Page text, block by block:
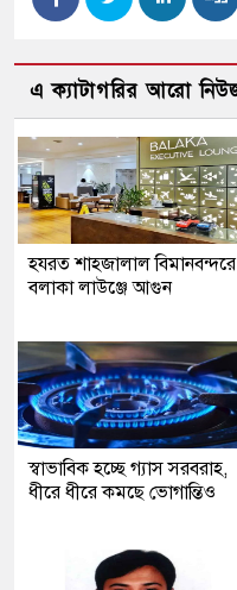
এ ক্যাটাগরির আরো
হযরত শাহজালাল বিমানবন্দরে
বলাকা লাউঞ্জে আগুন
স্বাভাবিক হচ্ছে গ্যাস সরবরাহ,
ধীরে ধীরে কমছে ভোগান্তিও